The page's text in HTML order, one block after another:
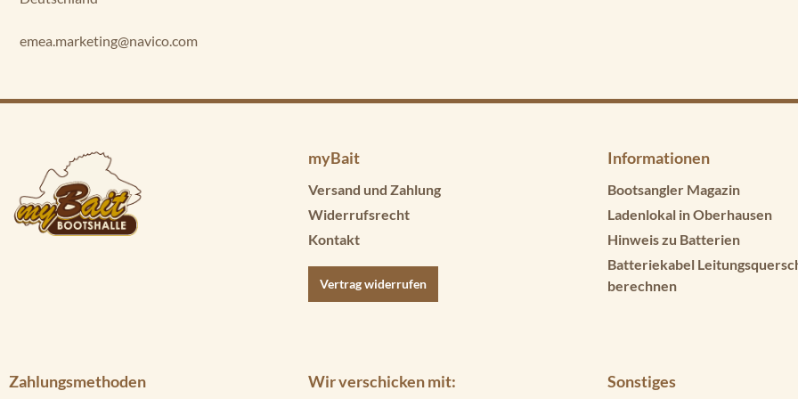
emea.marketing@navico.com
myBait
Versand und Zahlung
Widerrufsrecht
Kontakt
Vertrag widerrufen
Informationen
Bootsangler Magazin
Ladenlokal in Oberhausen
Hinweis zu Batterien
Batteriekabel
berechnen
Zahlungsmethoden Wir verschicken mit: Sonstiges